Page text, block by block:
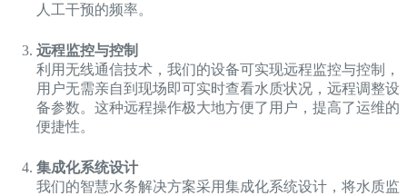
人工干预的频率。
远程监控与控制
利用无线通信技术，我们的设备可实现远程监控与控制，
用户无需亲自到现场即可实时查看水质状况，远程调整设
备参数。这种远程操作极大地方便了用户，提高了运维的
便捷性。
集成化系统设计
我们的智慧水务解决方案采用集成化系统设计，将水质监